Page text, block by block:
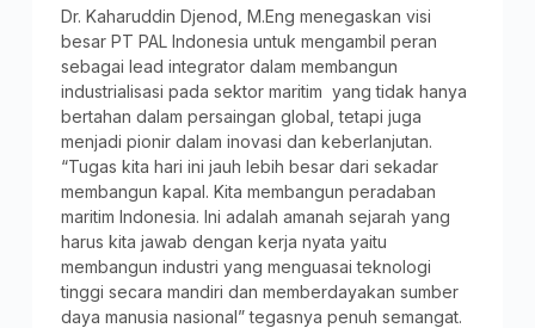
Dr. Kaharuddin Djenod, M.Eng menegaskan visi
besar PT PAL Indonesia untuk mengambil peran
sebagai lead integrator dalam membangun
industrialisasi pada sektor maritim yang tidak hanya
bertahan dalam persaingan global, tetapi juga
menjadi pionir dalam inovasi dan keberlanjutan.
“Tugas kita hari ini jauh lebih besar dari sekadar
membangun kapal. Kita membangun peradaban
maritim Indonesia. Ini adalah amanah sejarah yang
harus kita jawab dengan kerja nyata yaitu
membangun industri yang menguasai teknologi
tinggi secara mandiri dan memberdayakan sumber
daya manusia nasional” tegasnya penuh semangat.